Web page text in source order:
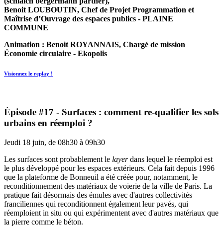
Benoit LOUBOUTIN, Chef de Projet Programmation et
Maîtrise d’Ouvrage des espaces publics - PLAINE
COMMUNE
Animation : Benoit ROYANNAIS, Chargé de mission
Économie circulaire - Ekopolis
Visionnez le replay !
Épisode #17 - Surfaces : comment re-qualifier les sols
urbains en réemploi ?
Jeudi 18 juin, de 08h30 à 09h30
Les surfaces sont probablement le layerdans lequel le réemploi est
le plus développé pour les espaces extérieurs. Cela fait depuis 1996
que la plateforme de Bonneuil a été créée pour, notamment, le
reconditionnement des matériaux de voierie de la ville de Paris. La
pratique fait désormais des émules avec d'autres collectivités
franciliennes qui reconditionnent également leur pavés, qui
réemploient in situ ou qui expérimentent avec d'autres matériaux que
la pierre comme le béton.